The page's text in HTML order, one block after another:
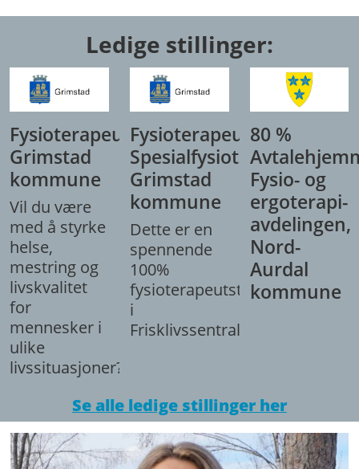
Ledige stillinger:
Fysioterapeut,
Grimstad
kommune
Vil du være
med å styrke
helse,
mestring og
livskvalitet
for
mennesker i
ulike
livssituasjoner?
Fysioterapeut/
Spesialfysioterapeut,
Grimstad
kommune
Dette er en
spennende
100%
fysioterapeutstilling
i
Frisklivssentralen.
80 %
Fysio- og
ergoterapi-
avdelingen,
Nord-
Aurdal
kommune
Se alle ledige stillinger her